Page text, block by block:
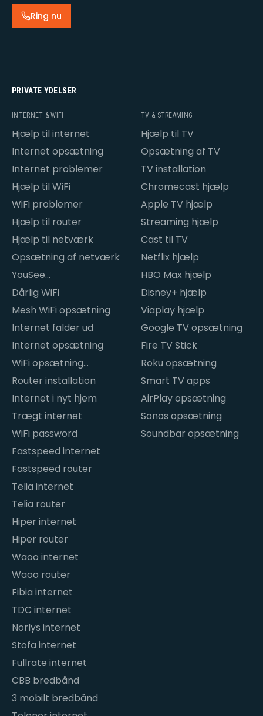
Ring nu
PRIVATE YDELSER
INTERNET & WIFI
Hjælp til internet
Internet opsætning
Internet problemer
Hjælp til WiFi
WiFi problemer
Hjælp til router
Hjælp til netværk
Opsætning af netværk
YouSee
internetproblemer
Dårlig WiFi
Mesh WiFi opsætning
Internet falder ud
Internet opsætning
WiFi opsætning
hjemme
Router installation
Internet i nyt hjem
Trægt internet
WiFi password
Fastspeed internet
Fastspeed router
Telia internet
Telia router
Hiper internet
Hiper router
Waoo internet
Waoo router
Fibia internet
TDC internet
Norlys internet
Stofa internet
Fullrate internet
CBB bredbånd
3 mobilt bredbånd
TV & STREAMING
Hjælp til TV
Opsætning af TV
TV installation
Chromecast hjælp
Apple TV hjælp
Streaming hjælp
Cast til TV
Netflix hjælp
HBO Max hjælp
Disney+ hjælp
Viaplay hjælp
Google TV opsætning
Fire TV Stick
Roku opsætning
Smart TV apps
AirPlay opsætning
Sonos opsætning
Soundbar opsætning